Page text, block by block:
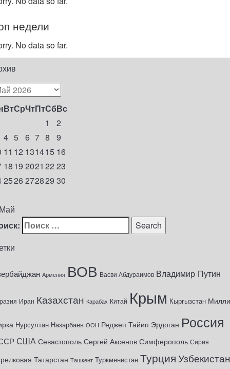
недели
No data so far.
ВтСрЧтПтСбВс
1
2
4 5 6 7 8
9
11 12 131415 16
1819 2021 22 23
2526272829 30
Армения ВОВ Васви Абдураимов Владимир Путин
Иран Казахстан Карабах Китай Крым Кыргызстан Милли
Нурсултан Назарбаев ООН Реджеп Тайип Эрдоган Россия
США Севастополь Сергей Аксенов Симферополь Сирия
Татарстан Ташкент Туркменистан ТурцияУзбекистан